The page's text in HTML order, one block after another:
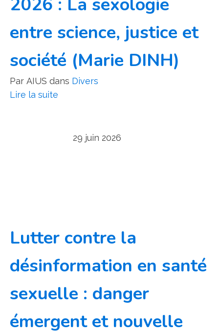
entre science, justice et
société (Marie DINH)
Par AIUS dans Divers
Lire la suite
29 juin 2026
Lutter contre la
désinformation en santé
sexuelle : danger
émergent et nouvelle